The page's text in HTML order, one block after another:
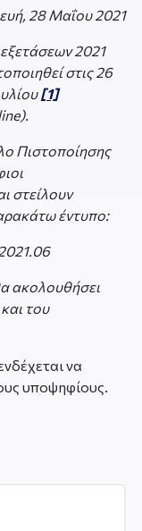
28 Μαΐου 2021
2021
στις 26
[1]
).
Πιστοποίησης
στείλουν
έντυπο:
ακολουθήσει
του
να
υποψηφίους.